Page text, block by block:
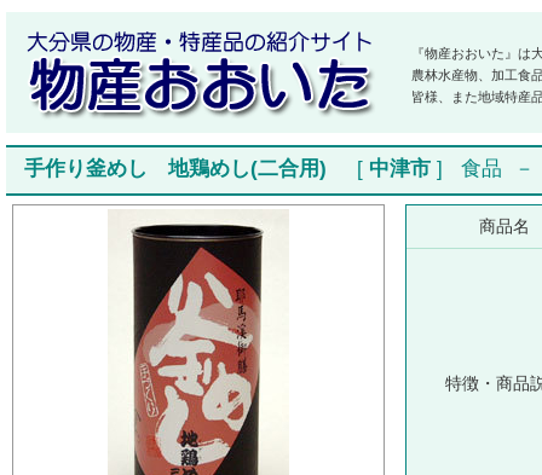
『物産おおいた』は
農林水産物、加工食
皆様、また地域特産
手作り釜めし 地鶏めし(二合用) [ 中津市 ] 食品
商品名
特徴・商品